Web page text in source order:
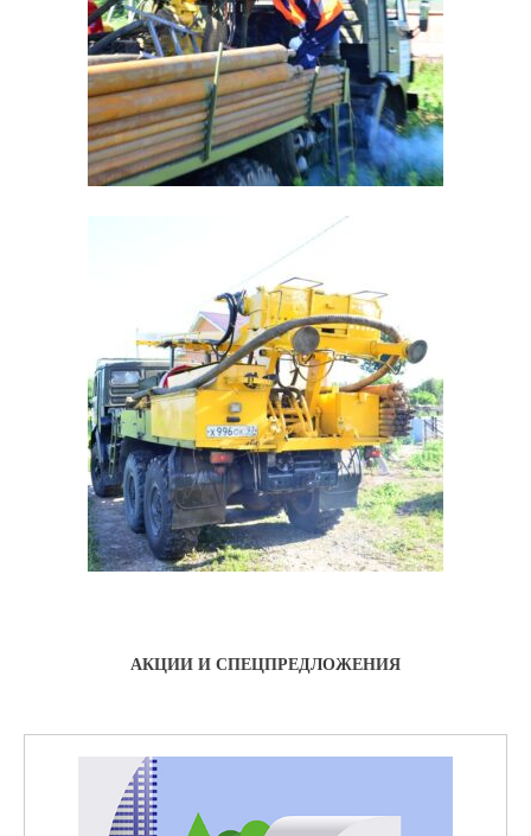
АКЦИИ И СПЕЦПРЕДЛОЖЕНИЯ